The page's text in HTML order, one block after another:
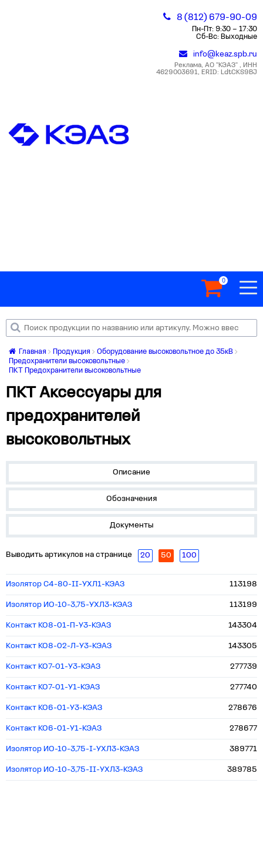
8 (812) 679-90-09
Пн-Пт: 9:30 – 17:30
Сб-Вс: Выходные
info@keaz.spb.ru
Реклама, АО "КЭАЗ" , ИНН
4629003691, ERID: LdtCKS9BJ
0
Главная Продукция
Оборудование высоковольтное до 35кВ
Предохранители высоковольтные
ПКТ Предохранители высоковольтные
ПКТ Аксессуары для
предохранителей
высоковольтных
Описание
Обозначения
Документы
Выводить артикулов на странице 20 50 100
Изолятор С4-80-II-УХЛ1-КЭАЗ 113198
Изолятор ИО-10-3,75-УХЛ3-КЭАЗ 113199
Контакт КО8-01-П-У3-КЭАЗ 143304
Контакт КО8-02-Л-У3-КЭАЗ 143305
Контакт КО7-01-У3-КЭАЗ 277739
Контакт КО7-01-У1-КЭАЗ 277740
Контакт КО6-01-У3-КЭАЗ 278676
Контакт КО6-01-У1-КЭАЗ 278677
Изолятор ИО-10-3,75-I-УХЛ3-КЭАЗ 389771
Изолятор ИО-10-3,75-II-УХЛ3-КЭАЗ 389785